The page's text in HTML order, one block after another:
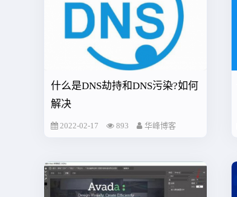
什么是DNS劫持和DNS污染?如何
解决
2022-02-17 893 华峰博客